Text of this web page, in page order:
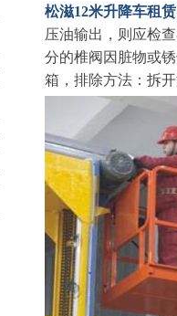
松滋12米升降车租赁
压油输出，则应检
分的椎阀因脏物或
箱，排除方法：拆